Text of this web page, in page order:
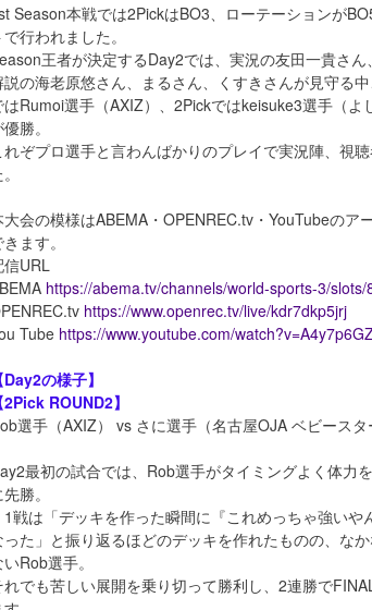
Season本戦では2PickはBO3、ローテーションが
行われました。
王者が決定するDay2では、実況の友田一貴さん
説の海老原悠さん、まるさん、くすきさんが見守る
はRumoi選手（AXIZ）、2Pickではkeisuke3選手（よ
勝。
れぞプロ選手と言わんばかりのプレイで実況陣、視
大会の模様はABEMA・OPENREC.tv・YouTubeのア
ます。
信URL
https://abema.tv/channels/world-sports-3/slots/
https://www.openrec.tv/live/kdr7dkp5jrj
Tube https://www.youtube.com/
の様子】
2Pick ROUND2】
選手（AXIZ） vs さに選手（名古屋OJA ベビースタ
最初の試合では、Rob選手がタイミングよく体力
勝。
1戦は「デッキを作った瞬間に『これめっちゃ強いや
った」と振り返るほどのデッキを作れたものの、な
Rob選手。
れでも苦しい展開を乗り切って勝利し、2連勝で